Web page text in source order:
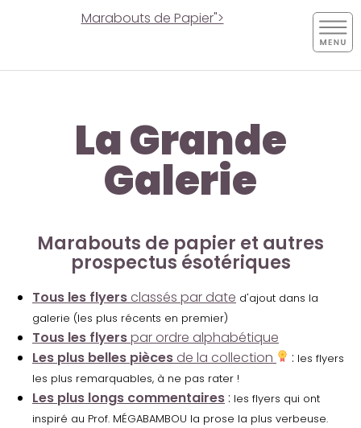
Marabouts de Papier">
La Grande
Galerie
Marabouts de papier et autres
prospectus ésotériques
Tous les flyers classés par date d'ajout dans la
galerie (les plus récents en premier)
Tous les flyerspar ordre alphabétique
Les plus belles pièces de la collection : les flyers
les plus remarquables, à ne pas rater !
Les plus longs commentaires : les flyers qui ont
inspiré au Prof. MÉGABAMBOU la prose la plus verbeuse.